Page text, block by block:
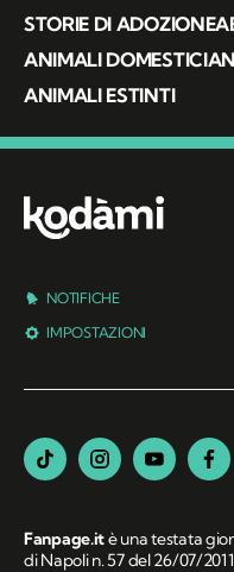
STORIE DI ADOZIONE
ANIMALI DOMESTICI
ANIMALI ESTINTI
NOTIFICHE
IMPOSTAZIONI
Fanpage.itè una testata
di Napoli n. 57 del 26/07/